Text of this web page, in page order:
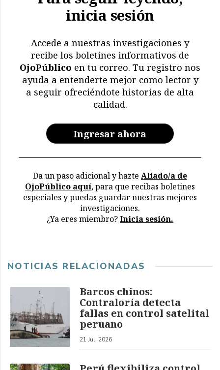
El impacto de El Niño: más
mamíferos marinos
muertos
Memoria en riesgo:
restricciones y deterioro
en los archivos de la CVR
inicia sesión
Accede a nuestras investigaciones y
recibe los boletines informativos de
OjoPúblico en tu correo. Tu registro nos
ayuda a entenderte mejor como lector y
a seguir ofreciéndote historias de alta
calidad.
Ingresar ahora
Da un paso adicional y hazte Aliado/a de
OjoPúblico aquí, para que recibas boletines
especiales y puedas guardar nuestras mejores
investigaciones.
¿Ya eres miembro?Inicia sesión.
NOTICIAS RELACIONADAS
Barcos chinos:
Contraloría detecta
fallas en control satelital
peruano
21 Jul, 2026